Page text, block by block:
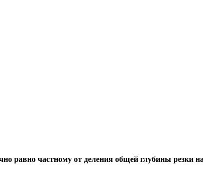
равно частному от деления общей глубины